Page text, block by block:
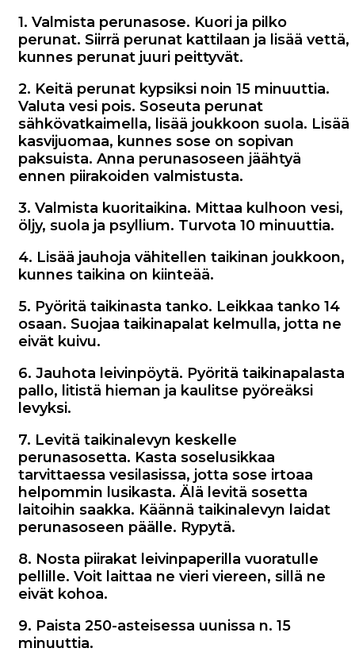
1. Valmista perunasose. Kuori ja pilko
perunat. Siirrä perunat kattilaan ja lisää vettä,
kunnes perunat juuri peittyvät.
2. Keitä perunat kypsiksi noin 15 minuuttia.
Valuta vesi pois. Soseuta perunat
sähkövatkaimella, lisää joukkoon suola. Lisää
kasvijuomaa, kunnes sose on sopivan
paksuista. Anna perunasoseen jäähtyä
ennen piirakoiden valmistusta.
3. Valmista kuoritaikina. Mittaa kulhoon vesi,
öljy, suola ja psyllium. Turvota 10 minuuttia.
4. Lisää jauhoja vähitellen taikinan joukkoon,
kunnes taikina on kiinteää.
5. Pyöritä taikinasta tanko. Leikkaa tanko 14
osaan. Suojaa taikinapalat kelmulla, jotta ne
eivät kuivu.
6. Jauhota leivinpöytä. Pyöritä taikinapalasta
pallo, litistä hieman ja kaulitse pyöreäksi
levyksi.
7. Levitä taikinalevyn keskelle
perunasosetta. Kasta soselusikkaa
tarvittaessa vesilasissa, jotta sose irtoaa
helpommin lusikasta. Älä levitä sosetta
laitoihin saakka. Käännä taikinalevyn laidat
perunasoseen päälle. Rypytä.
8. Nosta piirakat leivinpaperilla vuoratulle
pellille. Voit laittaa ne vieri viereen, sillä ne
eivät kohoa.
9. Paista 250-asteisessa uunissa n. 15
minuuttia.